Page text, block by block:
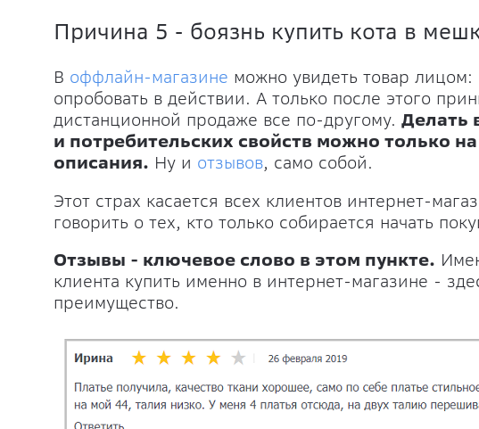
Причина 5 - боязнь купить кота в
В оффлайн-магазине можно увидеть товар лицом:
опробовать в действии. А только после этого
дистанционной продаже все по-другому. Делать
и потребительских свойств можно только
описания. Ну и отзывов, само собой.
Этот страх касается всех клиентов интернет-
говорить о тех, кто только собирается начать
Отзывы - ключевое слово в этом пункте.
клиента купить именно в интернет-магазине -
преимущество.